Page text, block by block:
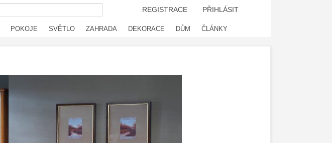
REGISTRACE PŘIHLÁSIT
POKOJE SVĚTLO ZAHRADA DEKORACE DŮM ČLÁNKY